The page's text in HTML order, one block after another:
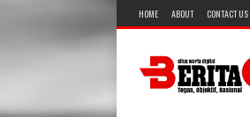
HOME ABOUT CONTACT US